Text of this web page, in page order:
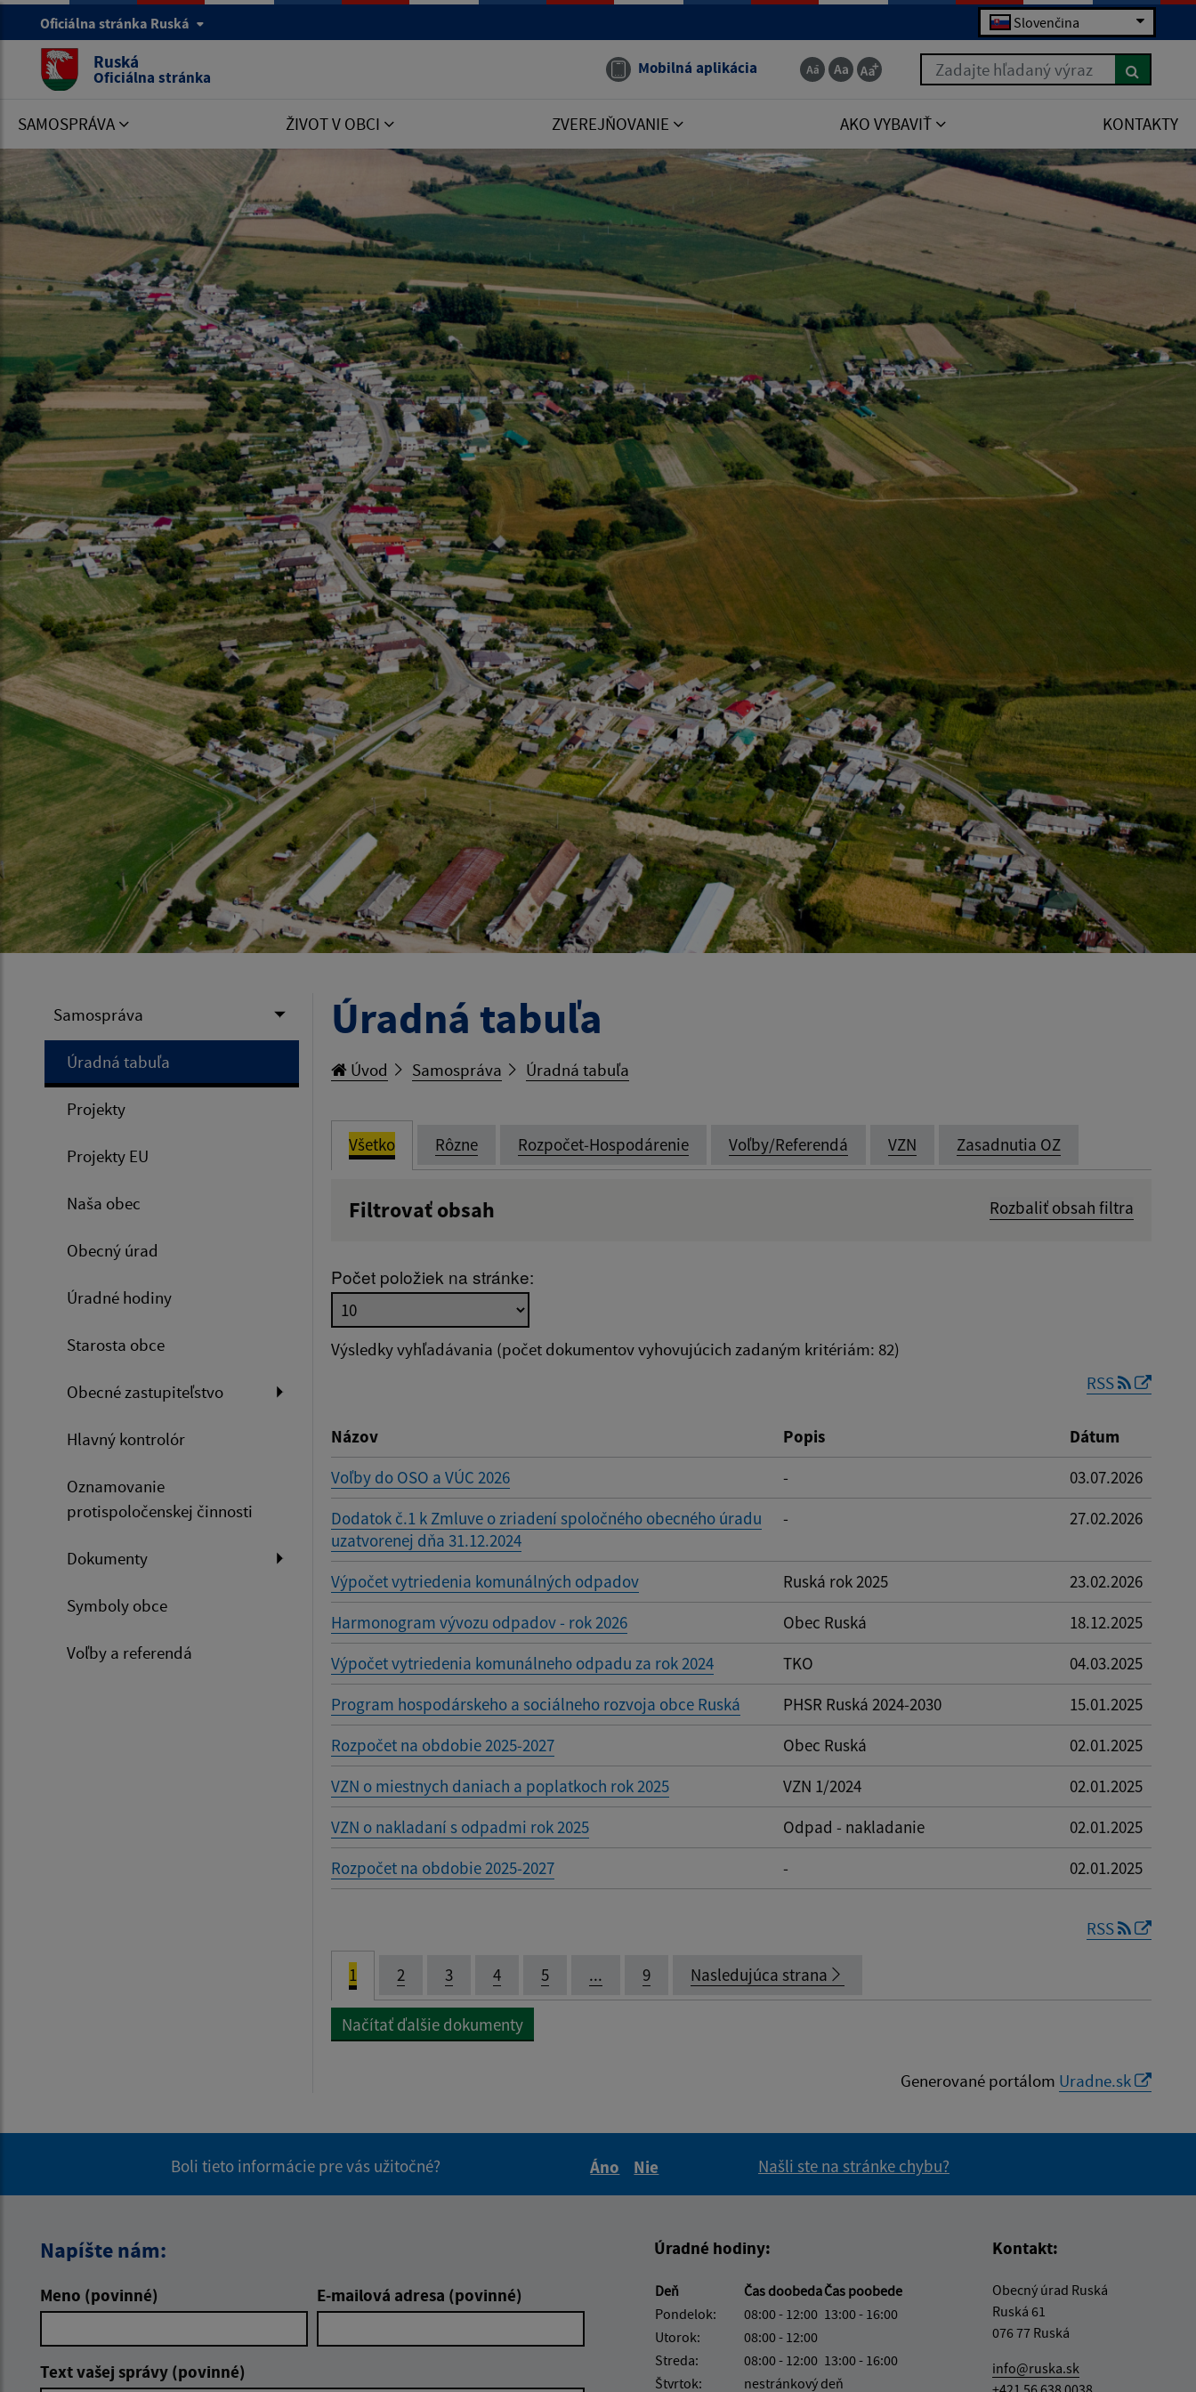
Oficiálna stránka Ruská Slovenčina
Ruská
Oficiálna stránka Mobilná aplikácia Zadajte hľadaný výraz
SAMOSPRÁVA ŽIVOT V OBCI ZVEREJŇOVANIE AKO VYBAVIŤ KONTAKTY
Samospráva
Úradná tabuľa
Projekty
Projekty EU
Naša obec
Obecný úrad
Úradné hodiny
Starosta obce
Obecné zastupiteľstvo
Hlavný kontrolór
Oznamovanie
protispoločenskej činnosti
Dokumenty
Symboly obce
Voľby a referendá
Úradná tabuľa
Úvod Samospráva Úradná tabuľa
Všetko Rôzne Rozpočet-Hospodárenie Voľby/Referendá VZN Zasadnutia OZ
Filtrovať obsah Rozbaliť obsah filtra
Dátum zverejnenia do:
Počet položiek na stránke:
Výsledky vyhľadávania (počet dokumentov vyhovujúcich zadaným kritériám: 82)
RSS
Názov Popis
Dátum
Voľby do OSO a VÚC 2026
-
03.07.2026
Dodatok č.1 k Zmluve o zriadení spoločného obecného úradu
uzatvorenej dňa 31.12.2024
- 27.02.2026
Výpočet vytriedenia komunálných odpadov Ruská rok 2025
23.02.2026
Harmonogram vývozu odpadov - rok 2026
Obec Ruská
18.12.2025
Výpočet vytriedenia komunálneho odpadu za rok 2024
TKO
04.03.2025
Program hospodárskeho a sociálneho rozvoja obce Ruská
PHSR Ruská 2024-2030
15.01.2025
Rozpočet na obdobie 2025-2027
Obec Ruská
02.01.2025
VZN o miestnych daniach a poplatkoch rok 2025
VZN 1/2024
02.01.2025
VZN o nakladaní s odpadmi rok 2025
Odpad - nakladanie
02.01.2025
Rozpočet na obdobie 2025-2027
- 02.01.2025
RSS
1 2 3 4 5 ... 9 Nasledujúca strana
Načítať ďalšie dokumenty
Generované portálom Uradne.sk
Boli tieto informácie pre vás užitočné?
Áno
Nie
Našli ste na stránke chybu?
Napíšte nám:
Meno (povinné) E-mailová adresa (povinné)
Text vašej správy (povinné)
Úradné hodiny:
Deň Čas doobedaČas poobede
Pondelok:
08:00 - 12:00 13:00 - 16:00
Utorok:
08:00 - 12:00
Streda:
08:00 - 12:00 13:00 - 16:00
Štvrtok:
nestránkový deň
Kontakt:
Obecný úrad Ruská
Ruská 61
076 77 Ruská
info@ruska.sk